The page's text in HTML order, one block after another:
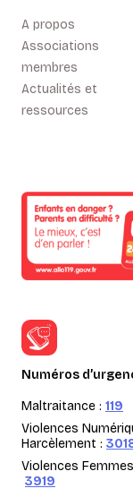
A propos
Associations
membres
Actualités et
ressources
Numéros
Maltraitance : 119
Violences
Harcèlement :
Violences
3919